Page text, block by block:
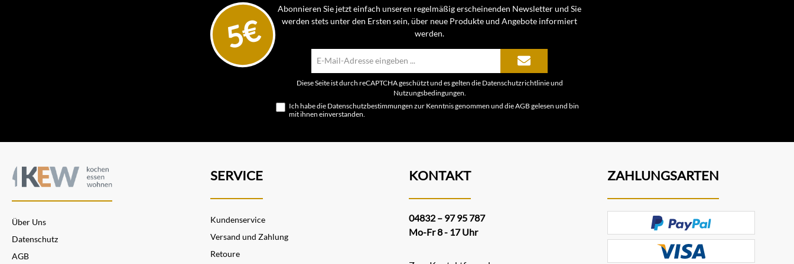
5€
Abonnieren Sie jetzt einfach unseren regelmäßig erscheinenden Newsletter und Sie
werden stets unter den Ersten sein, über neue Produkte und Angebote informiert
werden.
Mail-
Adresse*
Diese Seite ist durch reCAPTCHA geschützt und es gelten die Datenschutzrichtlinieund
Nutzungsbedingungen
Ich habe die Datenschutzbestimmungen zur Kenntnis genommen und dieAGB gelesen und bin
mit ihnen einverstanden.
Über Uns
Datenschutz
AGB
SERVICE
Kundenservice
Versand und Zahlung
Retoure
KONTAKT
04832 – 97 95 787
Mo-Fr 8 - 17 Uhr
ZAHLUNGSARTEN